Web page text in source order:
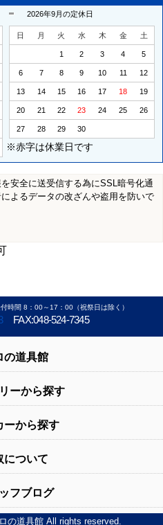
2026年9月の定休日
日 月 火 水 木 金 土
1 2 3 4 5
6 7 8 9 10 11 12
13 14 15 16 17 18 19
20 21 22 23 24 25 26
27 28 29 30
※赤字は休業日です
安全に送受信する為にSSL暗号化通
よるデータの改ざんや盗用を防いで
時間 8：00～17：00（祝祭日は除く）
FAX:048-524-7345
の道具館
ーから探す
ーから探す
について
フブログ
の道具館 All rights reserved.